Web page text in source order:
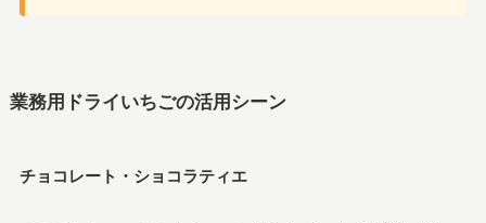
業務用ドライいちごの活用シーン
チョコレート・ショコラティエ